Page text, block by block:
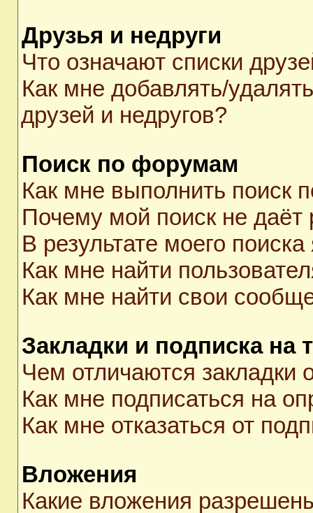
Друзья и недруги
Что означают списки
Как мне добавлять/
друзей и недругов?
Поиск по форумам
Как мне выполнить
Почему мой поиск не даёт
В результате моего
Как мне найти
Как мне найти свои
Закладки и подписка на
Чем отличаются закладки
Как мне подписаться на
Как мне отказаться от
Вложения
Какие вложения